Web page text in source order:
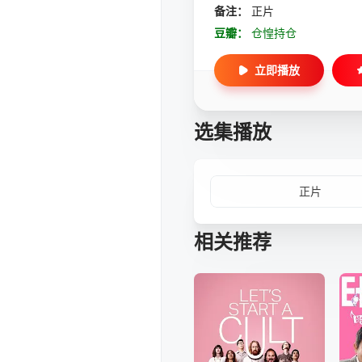
备注：
正片
豆瓣：
仓惶持仓
立即播放
选集播放
正片
相关推荐